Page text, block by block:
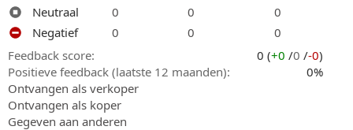
Neutraal
0 0
0
Negatief
0 0
0
Feedback score
0 (+0 /0 /-0)
Positieve feedback (laatste 12 maanden)
0%
Ontvangen als verkoper
Ontvangen als koper
Gegeven aan anderen